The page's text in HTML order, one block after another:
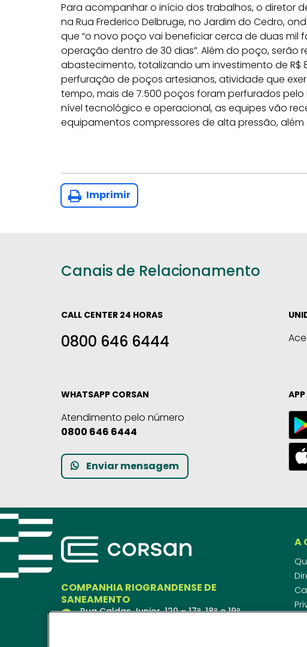
Para acompanhar o início dos trabalhos, o diretor
na Rua Frederico Delbruge, no Jardim do Cedro,
que “o novo poço vai beneficiar cerca de duas mil
operação dentro de 30 dias”. Além do poço, serão
abastecimento, totalizando um investimento de R$
perfuração de poços artesianos, atividade que
tempo, mais de 7.500 poços foram perfurados
nível tecnológico e operacional, as equipes vão
equipamentos compressores de alta pressão, além
Imprimir
Canais de Relacionamento
CALL CENTER 24 HORAS
0800 646 6444
WHATSAPP CORSAN
Atendimento pelo número
0800 646 6444
Enviar mensagem
COMPANHIA RIOGRANDENSE DE
SANEAMENTO
Rua Caldas Junior, 120 – 17º, 18º e 19º
A